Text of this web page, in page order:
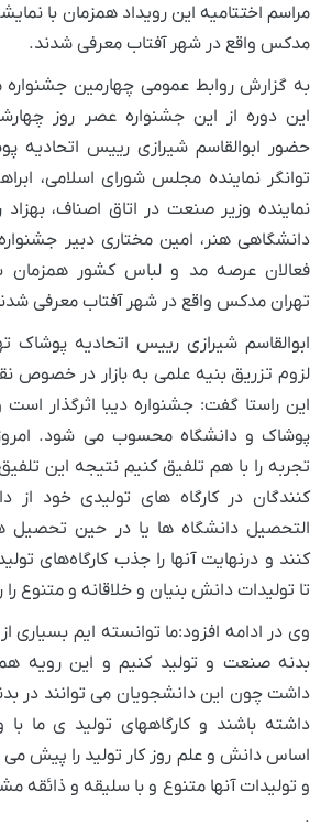
مراسم اختتامیه این رویداد همزمان با
مدکس واقع در شهر آفتاب معرفی شدند.
به گزارش روابط عمومی چهارمین جشنواره
این دوره از این جشنواره عصر روز
حضور ابوالقاسم شیرازی رییس اتحادیه
توانگر نماینده مجلس شورای اسلامی،
نماینده وزیر صنعت در اتاق اصناف،
دانشگاهی هنر، امین مختاری دبیر
فعالان عرصه مد و لباس کشور همزمان با
تهران مدکس واقع در شهر آفتاب معرفی
ابوالقاسم شیرازی رییس اتحادیه پوشاک
لزوم تزریق بنیه علمی به بازار در خصوص
این راستا گفت: جشنواره دیبا اثرگذار
پوشاک و دانشگاه محسوب می شود.
تجربه را با هم تلفیق کنیم نتیجه این
کنندگان در کارگاه های تولیدی خود از
التحصیل دانشگاه ها یا در حین تحصیل
کنند و درنهایت آنها را جذب کارگاه‌های
تا تولیدات دانش بنیان و خلاقانه و متنوع را
وی در ادامه افزود:ما توانسته ایم بسیاری
بدنه صنعت و تولید کنیم و این رویه
داشت چون این دانشجویان می توانند در
داشته باشند و کارگاههای تولید ی ما با
اساس دانش و علم روز کار تولید را پیش می
و تولیدات آنها متنوع و با سلیقه و ذائقه
.